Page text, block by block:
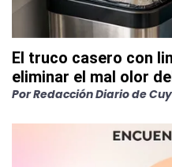
El truco casero con
eliminar el mal olor
PorRedacción Diario de